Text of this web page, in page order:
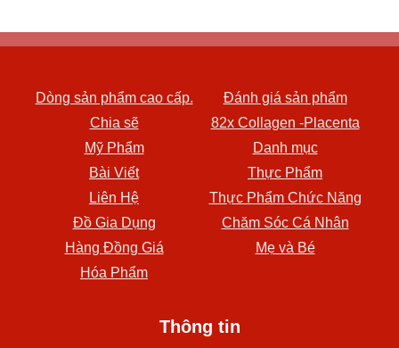
Dòng sản phẩm cao cấp.
Đánh giá sản phẩm
Chia sẽ
82x Collagen -Placenta
Mỹ Phẩm
Danh mục
Bài Viết
Thực Phẩm
Liên Hệ
Thực Phẩm Chức Năng
Đồ Gia Dụng
Chăm Sóc Cá Nhân
Hàng Đồng Giá
Mẹ và Bé
Hóa Phẩm
Thông tin